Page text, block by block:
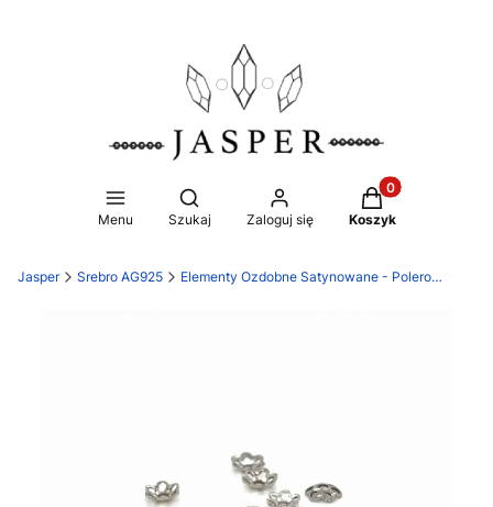
Menu
Otwórz wyszukiwarkę
Szukaj Zaloguj się
Produkty w
Koszyk
Jasper Srebro AG925 Elementy Ozdobne Satynowane - Polerowane Ag925